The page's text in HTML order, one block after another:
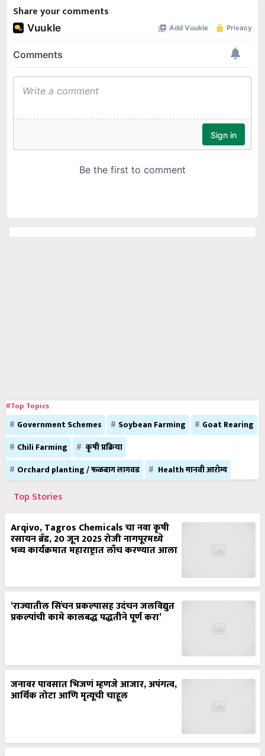
Share your comments
#Top Topics
Government Schemes Soybean Farming
Goat Rearing
Chili Farming
कृषी प्रक्रिया
Orchard planting / फळबाग लागवड
Health मानवी आरोग्य
Top Stories
Arqivo, Tagros Chemicals चा नवा कृषी
रसायन ब्रँड, 20 जून 2025 रोजी नागपूरमध्ये
भव्य कार्यक्रमात महाराष्ट्रात लाँच करण्यात आला
‘राज्यातील सिंचन प्रकल्पासह उदंचन जलविद्युत
प्रकल्पांची कामे कालबद्ध पद्धतीने पूर्ण करा’
जनावर पावसात भिजणं म्हणजे आजार, अपंगत्व,
आर्थिक तोटा आणि मृत्यूची चाहूल